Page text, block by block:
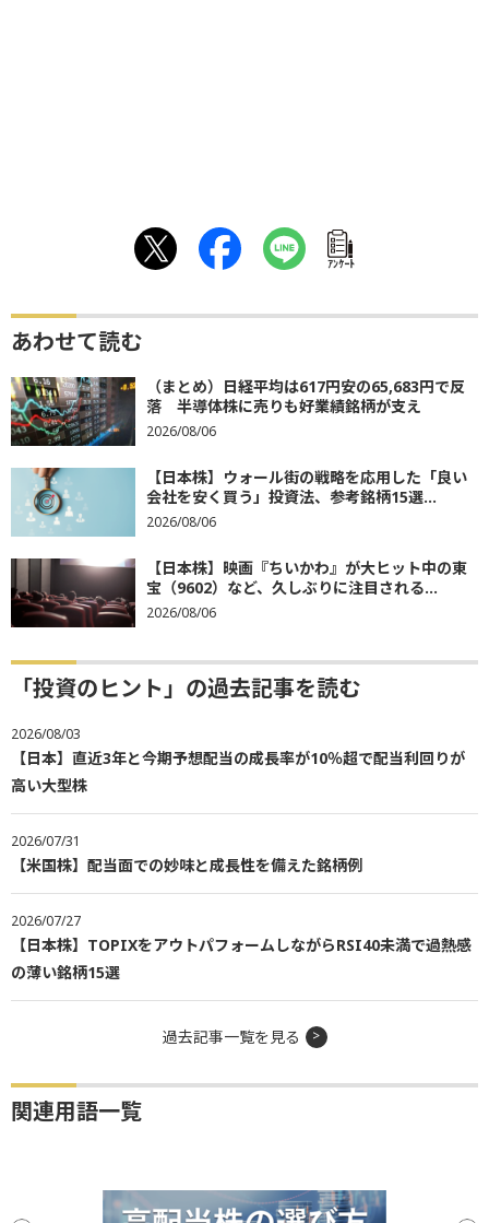
ｱﾝｹｰﾄ
あわせて読む
（まとめ）日経平均は617円安の65,683円で反
落 半導体株に売りも好業績銘柄が支え
2026/08/06
【日本株】ウォール街の戦略を応用した「良い
会社を安く買う」投資法、参考銘柄15選...
2026/08/06
【日本株】映画『ちいかわ』が大ヒット中の東
宝（9602）など、久しぶりに注目される...
2026/08/06
「投資のヒント」の過去記事を読む
2026/08/03
【日本】直近3年と今期予想配当の成長率が10％超で配当利回りが
高い大型株
2026/07/31
【米国株】配当面での妙味と成長性を備えた銘柄例
2026/07/27
【日本株】TOPIXをアウトパフォームしながらRSI40未満で過熱感
の薄い銘柄15選
過去記事一覧を見る
関連用語一覧